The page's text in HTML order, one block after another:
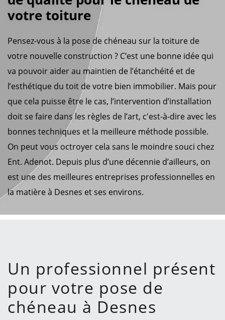
votre toiture
Pensez-vous à la pose de chéneau sur la toiture de
votre nouvelle construction ? C’est une bonne idée qui
va pouvoir aider au maintien de l’étanchéité et de
l’esthétique du toit de votre bien immobilier. Mais pour
que cela puisse être le cas, l’intervention d’installation
doit se faire dans les règles de l’art, c'est-à-dire avec les
bonnes techniques et la meilleure méthode possible.
On peut vous octroyer cela sans le moindre souci chez
Ent. Adenot. Depuis plus d’une décennie d’ailleurs, on
est une des meilleures entreprises professionnelles en
la matière à Desnes et ses environs.
Un professionnel présent
pour votre pose de
chéneau à Desnes